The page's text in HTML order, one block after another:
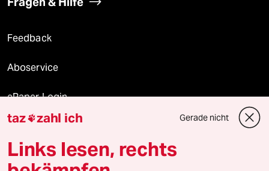
Feedback
Aboservice
ePaper Login
Downloads für Abonnierende
taz zahl ich Gerade nicht
Links lesen, rechts